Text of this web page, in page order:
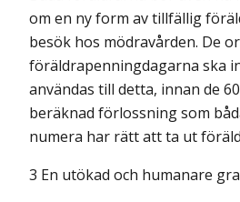
om en ny form av tillfällig
besök hos mödravården. De
föräldrapenningdagarna ska
användas till detta, innan de
beräknad förlossning som
numera har rätt att ta ut
3 En utökad och humanare